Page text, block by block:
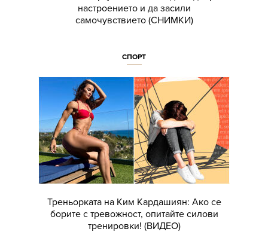
настроението и да засили
самочувствието (СНИМКИ)
СПОРТ
Треньорката на Ким Кардашиян: Ако се
борите с тревожност, опитайте силови
тренировки! (ВИДЕО)